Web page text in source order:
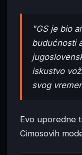
"GS je bio
budućnosti
iskustvo
svog
Evo uporedne
Cimosovih